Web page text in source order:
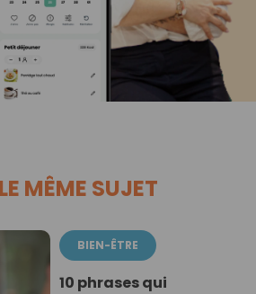
MÊME SUJET
BIEN-ÊTRE
10 phrases qui